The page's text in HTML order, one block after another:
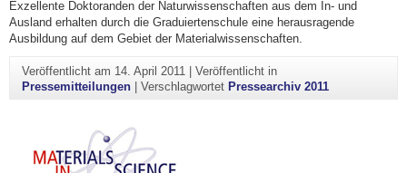
Exzellente Doktoranden der Naturwissenschaften aus dem In- und
Ausland erhalten durch die Graduiertenschule eine herausragende
Ausbildung auf dem Gebiet der Materialwissenschaften.
Veröffentlicht am 14. April 2011 | Veröffentlicht in
Pressemitteilungen| Verschlagwortet Pressearchiv 2011